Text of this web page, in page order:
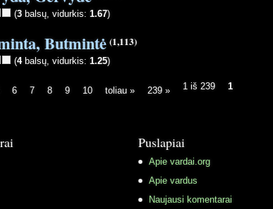
(3 balsų, vidurkis: 1.67)
Butmintė (1,113)
(4balsų, vidurkis: 1.25)
1 iš 239 1
6 7 8 9 10 toliau » 239 »
Puslapiai
Apie vardai.org
Apie vardus
Naujausi komentarai